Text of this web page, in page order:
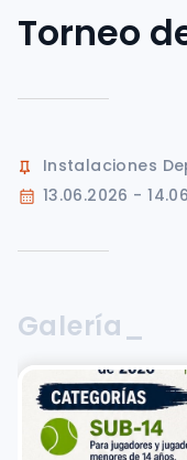
Torneo
Instalaciones
13.06.2026 -
Galería_